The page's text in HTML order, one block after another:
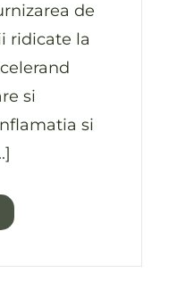
de
ridicate la
si
si